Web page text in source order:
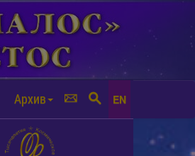
Архив EN